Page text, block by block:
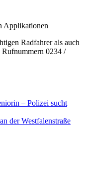
Applikationen
Radfahrer als auch
Rufnummern 0234 /
– Polizei sucht
der Westfalenstraße